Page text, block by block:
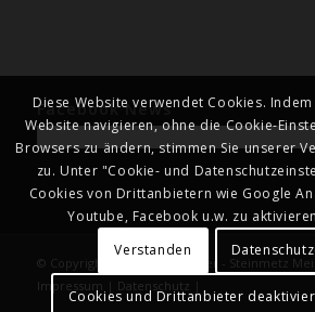
Facebook News
© Copyright - Naturstein Kläver - Steinmetz
Impressum | Datenschutz |
Diese Website verwendet Cookies.
Website navigieren, ohne die Cookie-
Browsers zu ändern, stimmen Sie unserer
zu. Unter "Cookie- und
Cookies von Drittanbietern wie Google
Youtube, Facebook u.w. zu
Verstanden
Cookies und Drittanbieter